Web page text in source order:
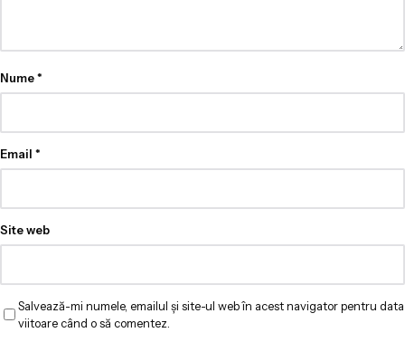
Nume*
Email *
Site web
Salvează-mi numele, emailul și site-ul web în acest navigator pentru data
viitoare când o să comentez.